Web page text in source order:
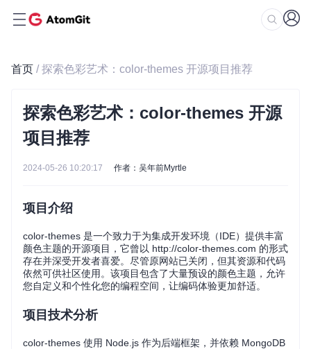
首页 / 探索色彩艺术：color-themes 开源项目推荐
探索色彩艺术：color-themes 开源
项目推荐
2024-05-26 10:20:17 作者：吴年前Myrtle
项目介绍
color-themes 是一个致力于为集成开发环境（IDE）提供丰富
颜色主题的开源项目，它曾以 http://color-themes.com 的形式
存在并深受开发者喜爱。尽管原网站已关闭，但其资源和代码
依然可供社区使用。该项目包含了大量预设的颜色主题，允许
您自定义和个性化您的编程空间，让编码体验更加舒适。
项目技术分析
color-themes 使用 Node.js 作为后端框架，并依赖 MongoDB